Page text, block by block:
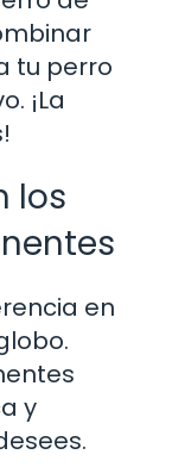
tu perro
¡La
los
en
y